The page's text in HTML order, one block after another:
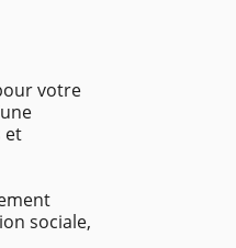
votre
et
sociale,